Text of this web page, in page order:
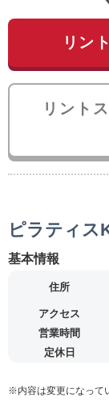
リン
リント
ピラティス
基本情報
住所
アクセス
営業時間
定休日
※内容は変更になって